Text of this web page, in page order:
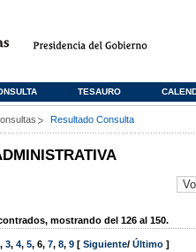
TESAURO
Resultado Consulta
mostrando del 126 al 150.
, 3, 4, 5, 6, 7, 8, 9 [ Siguiente/ Último ]